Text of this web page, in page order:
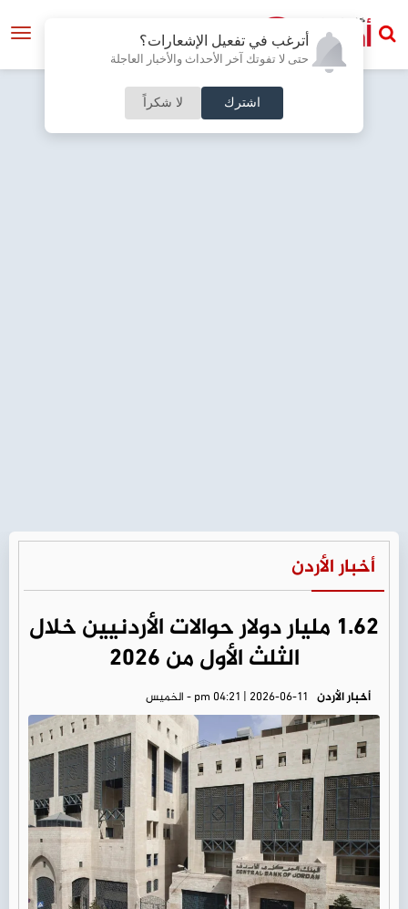
أترغب في تفعيل الإشعارات؟
حتى لا تفوتك آخر الأحداث والأخبار العاجلة
اشترك لا شكراً
أخبار الأردن
1.62 مليار دولار حوالات الأردنيين خلال
الثلث الأول من 2026
أخبار الأردن pm 04:21 | 2026-06-11 - الخميس